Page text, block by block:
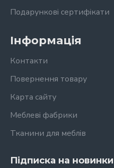
Подарункові сертифікати
Інформація
Контакти
Повернення товару
Карта сайту
Меблеві фабрики
Тканини для меблів
Підписка на новинки